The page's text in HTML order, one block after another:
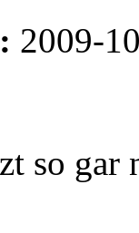
2009-
so gar